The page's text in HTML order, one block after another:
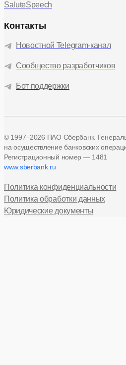
SaluteSpeech
Контакты
Новостной Telegram-канал
Сообщество разработчиков
Бот поддержки
© 1997–2026 ПАО Сбербанк.
на осуществление банковских
Регистрационный номер — 1481
www.sberbank.ru
Политика конфиденциальности
Политика обработки данных
Юридические документы